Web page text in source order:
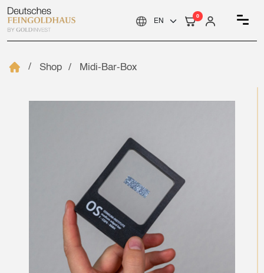
0
Shop Midi-Bar-Box